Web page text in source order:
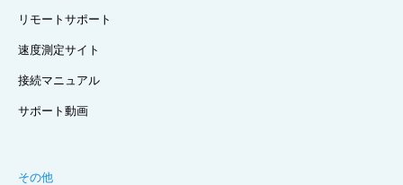
リモートサポート
速度測定サイト
接続マニュアル
サポート動画
その他